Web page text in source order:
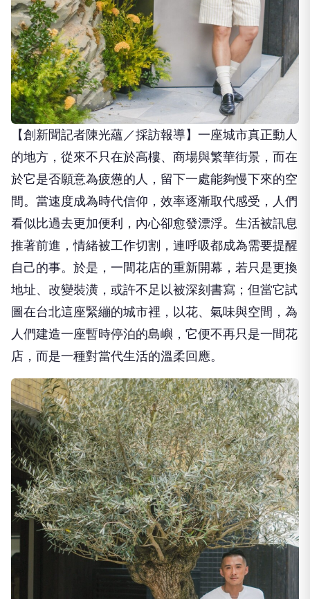
【創新聞記者陳光蘊／採訪報導】一座城市真正動人
的地方，從來不只在於高樓、商場與繁華街景，而在
於它是否願意為疲憊的人，留下一處能夠慢下來的空
間。當速度成為時代信仰，效率逐漸取代感受，人們
看似比過去更加便利，內心卻愈發漂浮。生活被訊息
推著前進，情緒被工作切割，連呼吸都成為需要提醒
自己的事。於是，一間花店的重新開幕，若只是更換
地址、改變裝潢，或許不足以被深刻書寫；但當它試
圖在台北這座緊繃的城市裡，以花、氣味與空間，為
人們建造一座暫時停泊的島嶼，它便不再只是一間花
店，而是一種對當代生活的溫柔回應。